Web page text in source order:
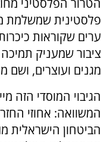
הטרור הפלסטיני
פלסטינית שמשלמת
ערים שקוראות
ציבור שמעניק
מגנים ועוצרים, ושם
הגיבוי המוסדי הזה
המשוואה: אחוזי
הביטחון הישראלית